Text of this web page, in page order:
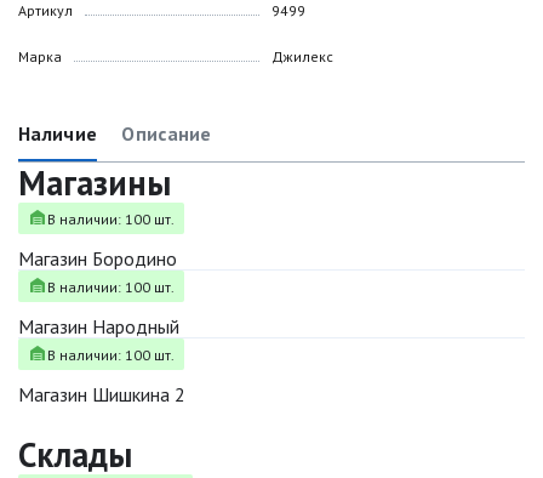
Артикул
Марка
9499
Джилекс
Наличие Описание
Магазины
В наличии: 100 шт.
Магазин Бородино
В наличии: 100 шт.
Магазин Народный
В наличии: 100 шт.
Магазин Шишкина 2
Склады